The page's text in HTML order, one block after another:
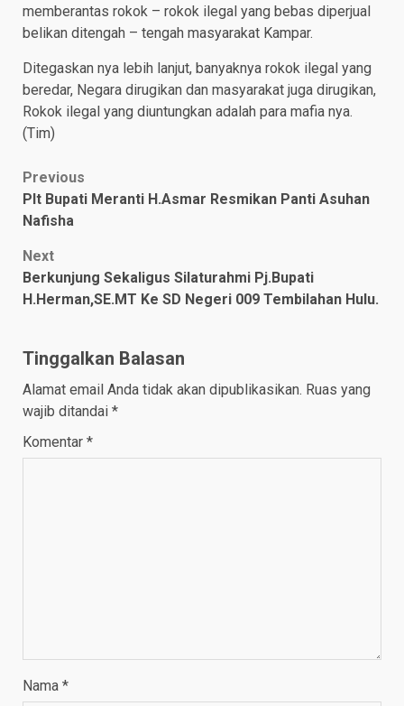
memberantas rokok – rokok ilegal yang bebas diperjual
belikan ditengah – tengah masyarakat Kampar.
Ditegaskan nya lebih lanjut, banyaknya rokok ilegal yang
beredar, Negara dirugikan dan masyarakat juga dirugikan,
Rokok ilegal yang diuntungkan adalah para mafia nya.
(Tim)
Post
navigation
Previous
Plt Bupati Meranti H.Asmar Resmikan Panti Asuhan
Nafisha
Next
Berkunjung Sekaligus Silaturahmi Pj.Bupati
H.Herman,SE.MT Ke SD Negeri 009 Tembilahan Hulu.
Tinggalkan Balasan
Alamat email Anda tidak akan dipublikasikan. Ruas yang
wajib ditandai *
Komentar *
Nama *